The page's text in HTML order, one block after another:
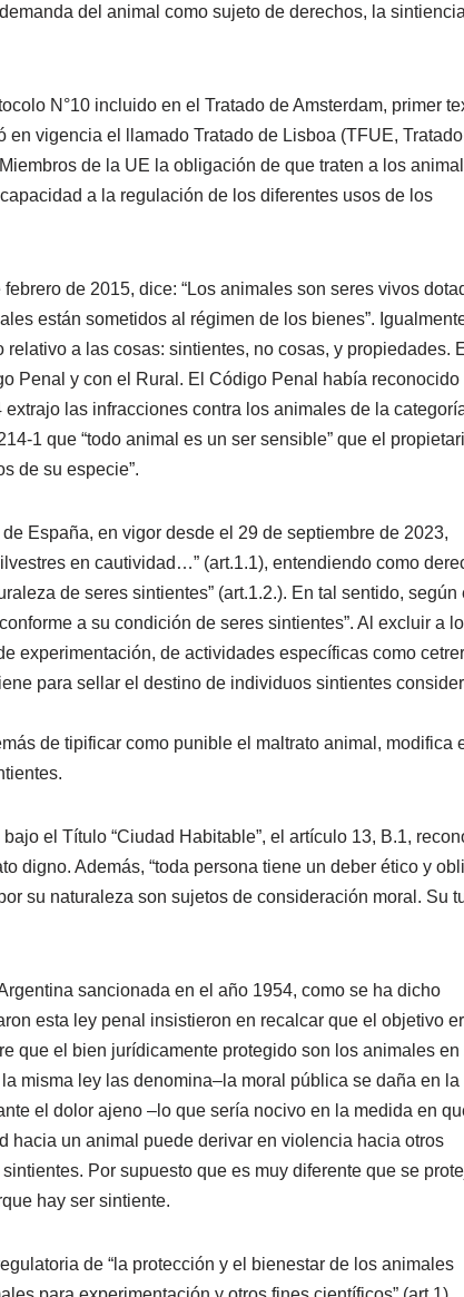
del animal como sujeto de derechos, la sintiencia
N°10 incluido en el Tratado de Amsterdam, primer
en vigencia el llamado Tratado de Lisboa (TFUE,
de la UE la obligación de que traten a los
a la regulación de los diferentes usos de los
de 2015, dice: “Los animales son seres vivos
están sometidos al régimen de los bienes”.
a las cosas: sintientes, no cosas, y propiedades.
Penal y con el Rural. El Código Penal había reconocido
las infracciones contra los animales de la
1 que “todo animal es un ser sensible” que el
de su especie”.
España, en vigor desde el 29 de septiembre de 2023,
en cautividad…” (art.1.1), entendiendo como
de seres sintientes” (art.1.2.). En tal sentido, según
a su condición de seres sintientes”. Al excluir a
experimentación, de actividades específicas como
para sellar el destino de individuos sintientes
de tipificar como punible el maltrato animal, modifica
el Título “Ciudad Habitable”, el artículo 13, B.1,
digno. Además, “toda persona tiene un deber ético y
su naturaleza son sujetos de consideración moral. Su
sancionada en el año 1954, como se ha dicho
esta ley penal insistieron en recalcar que el objetivo
que el bien jurídicamente protegido son los animales en
la misma ley las denomina–la moral pública se daña en la
el dolor ajeno –lo que sería nocivo en la medida en
hacia un animal puede derivar en violencia hacia otros
Por supuesto que es muy diferente que se
hay ser sintiente.
de “la protección y el bienestar de los animales